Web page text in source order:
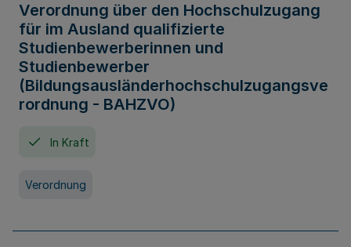
Verordnung über den Hochschulzugang
für im Ausland qualifizierte
Studienbewerberinnen und
Studienbewerber
(Bildungsausländerhochschulzugangsve
rordnung - BAHZVO)
In Kraft
Verordnung